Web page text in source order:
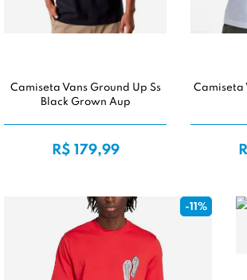
Camiseta Vans Ground Up Ss
Black Grown Aup
R$ 179,99
Camiseta
-11%